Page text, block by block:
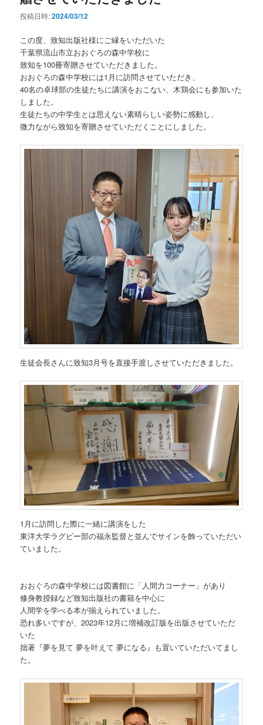
投稿日時:2024/03/12
この度、致知出版社様にご縁をいただいた
千葉県流山市立おおぐろの森中学校に
致知を100冊寄贈させていただきました。
おおぐろの森中学校には1月に訪問させていただき、
40名の卓球部の生徒たちに講演をおこない、木鶏会にも参加いた
しました。
生徒たちの中学生とは思えない素晴らしい姿勢に感動し、
微力ながら致知を寄贈させていただくことにしました。
生徒会長さんに致知3月号を直接手渡しさせていただきました。
1月に訪問した際に一緒に講演をした
東洋大学ラグビー部の福永監督と並んでサインを飾っていただい
ていました。
おおぐろの森中学校には図書館に「人間力コーナー」があり
修身教授録など致知出版社の書籍を中心に
人間学を学べる本が揃えられていました。
恐れ多いですが、2023年12月に増補改訂版を出版させていただ
いた
拙著『夢を見て 夢を叶えて 夢になる』も置いていただいてまし
た。